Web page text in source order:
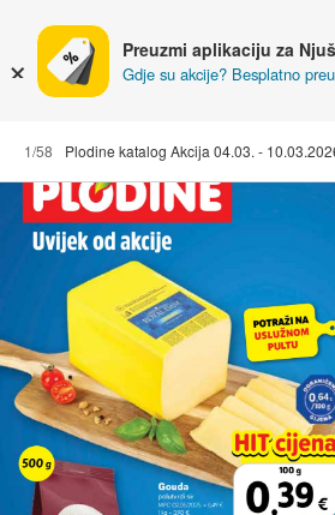
Preuzmi aplikaciju za
Gdje su akcije? Besplatno
1/58 Plodine katalog Akcija 04.03. -